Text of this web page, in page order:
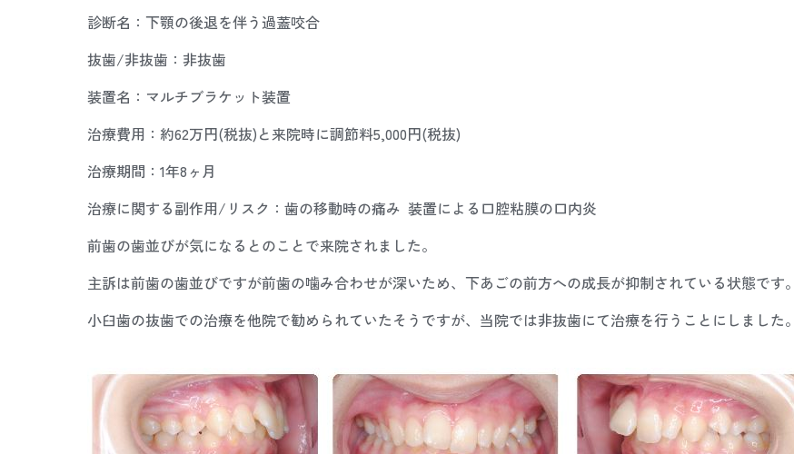
診断名：下顎の後退を伴う過蓋咬合
抜歯/非抜歯：非抜歯
装置名：マルチブラケット装置
治療費用：約62万円(税抜)と来院時に調節料5,000円(税抜)
治療期間：1年8ヶ月
治療に関する副作用/リスク：歯の移動時の痛み 装置による口腔粘膜の口内炎
前歯の歯並びが気になるとのことで来院されました。
主訴は前歯の歯並びですが前歯の噛み合わせが深いため、下あごの前方への成長が抑制されている状態です。
小臼歯の抜歯での治療を他院で勧められていたそうですが、当院では非抜歯にて治療を行うことにしました。